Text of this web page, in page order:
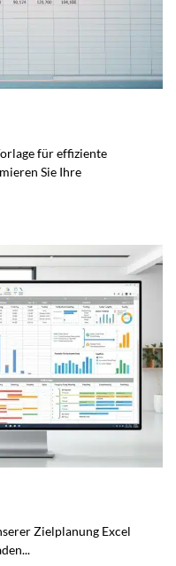
für effiziente
Sie Ihre
Zielplanung Excel